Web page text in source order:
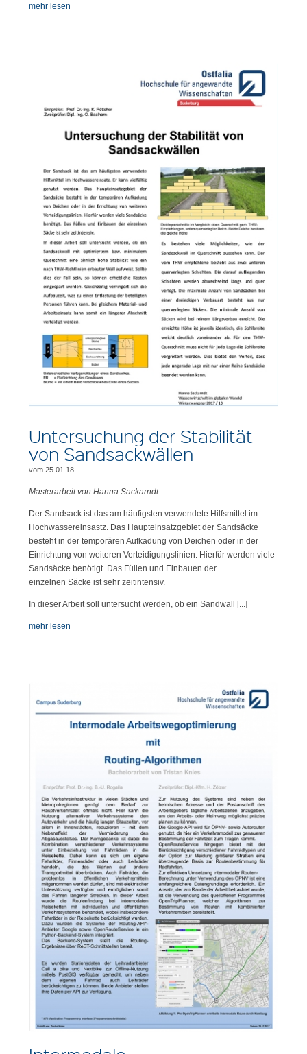
mehr lesen
Untersuchung der Stabilität
von Sandsackwällen
vom 25.01.18
Masterarbeit von Hanna Sackarndt
Der Sandsack ist das am häufigsten verwendete Hilfsmittel im
Hochwassereinsastz. Das Haupteinsatzgebiet der Sandsäcke
besteht in der temporären Aufkadung von Deichen oder in der
Einrichtung von weiteren Verteidigungslinien. Hierfür werden viele
Sandsäcke benötigt. Das Füllen und Einbauen der
einzelnen Säcke ist sehr zeitintensiv.
In dieser Arbeit soll untersucht werden, ob ein Sandwall [...]
mehr lesen